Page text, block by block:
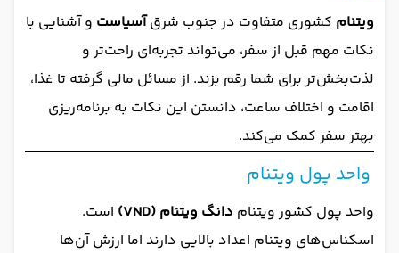
ویتنام کشوری متفاوت در جنوب شرقآسیاست و آشنایی با
نکات مهم قبل از سفر، می‌تواند تجربه‌ای راحت‌تر و
لذت‌بخش‌تر برای شما رقم بزند. از مسائل مالی گرفته تا غذا،
اقامت و اختلاف ساعت، دانستن این نکات به برنامه‌ریزی
بهتر سفر کمک می‌کند.
واحد پول ویتنام
واحد پول کشور ویتنام دانگ ویتنام (VND)
است.
اسکناس‌های ویتنام اعداد بالایی دارند اما ارزش آن‌ها